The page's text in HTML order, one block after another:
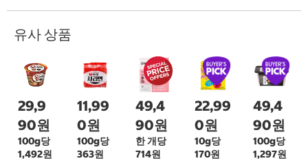
유사 상품
29,9
90원
100g당
1,492원
11,99
0원
100g당
363원
49,4
90원
한 개당
714원
22,99
0원
10g당
170원
49,4
90원
100g당
1,297원